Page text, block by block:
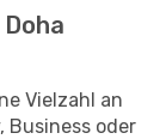
Vielzahl an
Business oder